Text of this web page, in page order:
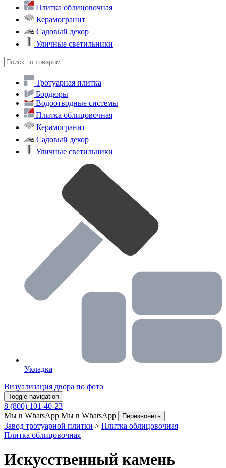
Плитка облицовочная
Керамогранит
Садовый декор
Уличные светильники
Тротуарная плитка
Бордюры
Водоотводные системы
Плитка облицовочная
Керамогранит
Садовый декор
Уличные светильники
Укладка
Визуализация двора по фото
Toggle navigation
8 (800) 101-40-23
Мы в WhatsApp Мы в WhatsApp Перезвонить
Завод тротуарной плитки > Плитка облицовочная
Плитка облицовочная
Искусственный камень